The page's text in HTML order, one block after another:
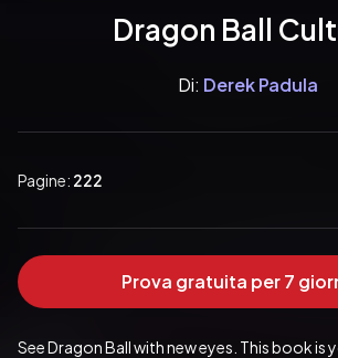
Dragon Ball
Di: Derek Padula
Pagine: 222
Prova gratuita per 7
See Dragon Ball with new eyes. This book is